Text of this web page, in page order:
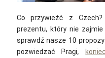
Co przywieźć z Czech?
prezentu, który nie
sprawdź nasze 10
pozwiedzać Pragi,